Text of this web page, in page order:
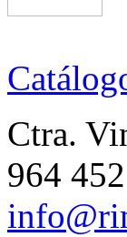
Ctra.
964